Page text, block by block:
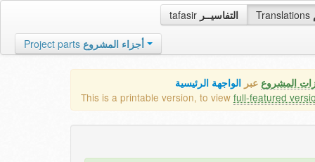
tafasir التفاسيــر Translations
Project parts أجزاء المشروع
المشروع عبر الواجهة الرئيسية
This is a printable version, to view full-featured